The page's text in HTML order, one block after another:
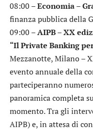
08:00 –Economia –
finanza pubblica della
09:00 –AIPB – XX
“Il Private Banking
Mezzanotte, Milano –
evento annuale della
parteciperanno
panoramica completa
momento. Tra gli
AIPB) e, in attesa di